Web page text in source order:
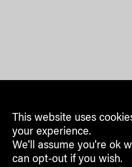
This website uses
your experience.
We'll assume you're ok
can opt-out if you wish.